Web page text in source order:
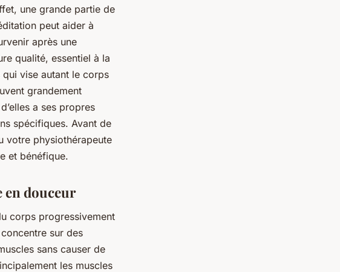
une grande partie de
peut aider à
après une
qualité, essentiel à la
vise autant le corps
grandement
a ses propres
spécifiques. Avant de
votre physiothérapeute
et bénéfique.
douceur
corps progressivement
sur des
sans causer de
les muscles